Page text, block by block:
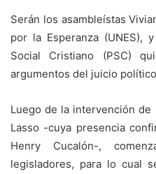
Serán los asambleístas
por la Esperanza (UNES),
Social Cristiano (PSC)
argumentos del juicio
Luego de la intervención
Lasso -cuya presencia
Henry Cucalón-,
legisladores, para lo cual